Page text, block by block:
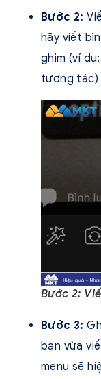
Bước 2:
hãy viết
ghim (ví
tương tác)
Bước 2:
Bước 3:
bạn vừa
menu sẽ